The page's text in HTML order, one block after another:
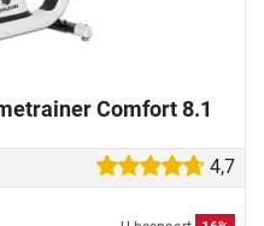
Comfort 8.1
4,7